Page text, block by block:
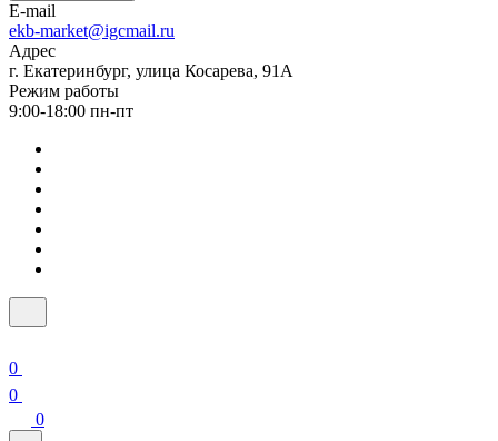
E-mail
ekb-market@igcmail.ru
Адрес
г. Екатеринбург, улица Косарева, 91А
Режим работы
9:00-18:00 пн-пт
0
0
0